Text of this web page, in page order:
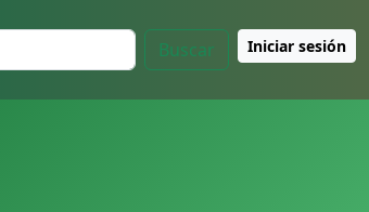
Buscar Iniciar sesión